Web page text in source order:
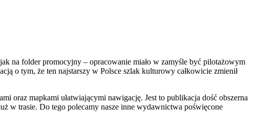
na folder promocyjny – opracowanie miało w zamyśle być pilotażowym
o tym, że ten najstarszy w Polsce szlak kulturowy całkowicie zmienił
oraz mapkami ułatwiającymi nawigację. Jest to publikacja dość obszerna
w trasie. Do tego polecamy nasze inne wydawnictwa poświęcone